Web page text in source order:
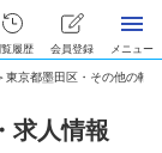
覧履歴 会員登録 メニュー
東京都墨田区・その他の転
求人情報